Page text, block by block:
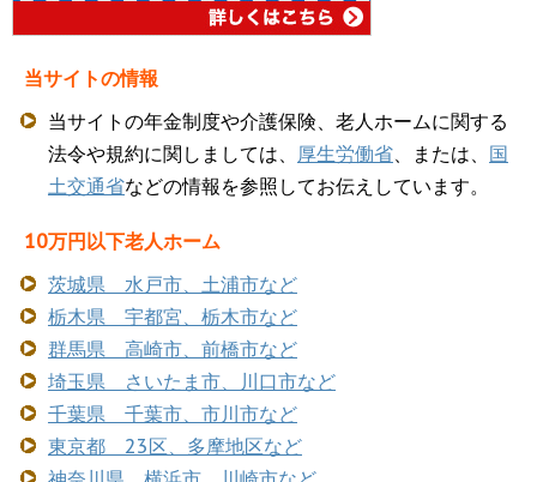
当サイトの情報
当サイトの年金制度や介護保険、老人ホームに関する
法令や規約に関しましては、 厚生労働省、または、 国
土交通省などの情報を参照してお伝えしています。
10万円以下老人ホーム
茨城県 水戸市、土浦市など
栃木県 宇都宮、栃木市など
群馬県 高崎市、前橋市など
埼玉県 さいたま市、川口市など
千葉県 千葉市、市川市など
東京都 23区、多摩地区など